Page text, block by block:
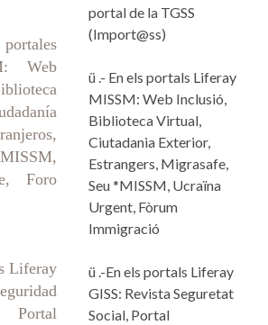
Web
Foro
Liferay
portal de la TGSS
(Import@ss)
ü .- En els portals Liferay
MISSM: Web Inclusió,
Biblioteca Virtual,
Ciutadania Exterior,
Estrangers, Migrasafe,
Seu *MISSM, Ucraïna
Urgent, Fòrum
Immigració
ü .-En els portals Liferay
GISS: Revista Seguretat
Social, Portal